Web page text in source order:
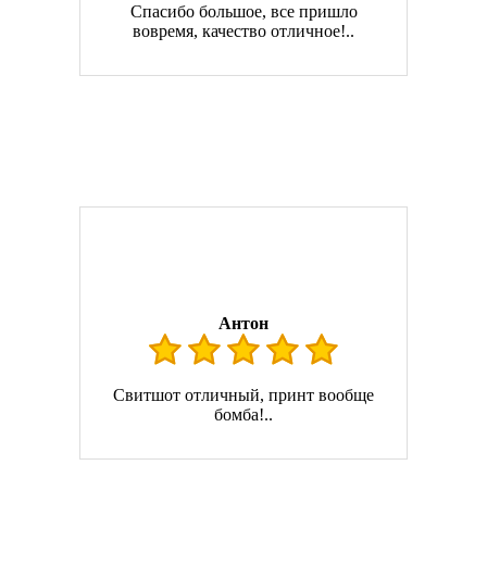
Спасибо большое, все пришло
вовремя, качество отличное!..
Антон
Свитшот отличный, принт вообще
бомба!..